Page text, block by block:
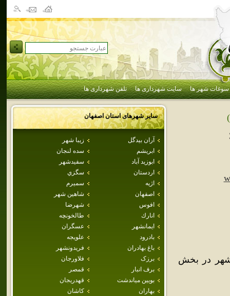
سوغات شهر ها سایت شهرداری ها تلفن شهرداری ها
سایر شهرهای استاناصفهان
آران بيدگل
زيبا شهر
ابريشم
سده لنجان
ابوزيد آباد
سفيدشهر
اردستان
سگزي
اژيه
سميرم
اصفهان
شاهين شهر
افوس
شهرضا
انارك
طالخونچه
ايمانشهر
عسگران
بادرود
علويجه
باغ بهادران
فريدونشهر
برزک
فلاورجان
برف انبار
قمصر
بويين مياندشت
قهدريجان
بهاران
كاشان
شهر در بخش